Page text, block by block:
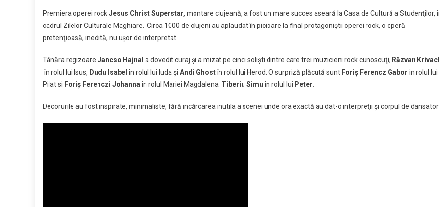
Succes
de
operei
rock
Jesus
Superstar
Premiera operei rockJesus Christ Superstar, montare clujeană, a fost un mare succes aseară la Casa de Cultură a Studenţilor,
cadrul Zilelor Culturale Maghiare. Circa 1000 de clujeni au aplaudat în picioare la final protagoniştii operei rock, o operă
pretenţioasă, inedită, nu uşor de interpretat.
Tânăra regizoare Jancso Hajnal a dovedit curaj şi a mizat pe cinci solişti dintre care trei muzicieni rock cunoscuţi, Răzvan
în rolul lui Isus, Dudu Isabel în rolul lui Iuda şi Andi Ghostîn rolul lui Herod. O surpriză plăcută sunt Foriş Ferencz Gabor in rolul lui
Pilat si Foriş Ferenczi Johannaîn rolul Mariei Magdalena, Tiberiu Simuîn rolul lui Peter.
Decorurile au fost inspirate, minimaliste, fără încărcarea inutila a scenei unde ora exactă au dat-o interpreţii şi corpul de dansatori.